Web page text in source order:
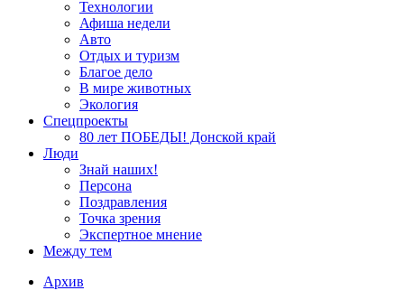
Технологии
Афиша недели
Авто
Отдых и туризм
Благое дело
В мире животных
Экология
Спецпроекты
80 лет ПОБЕДЫ! Донской край
Люди
Знай наших!
Персона
Поздравления
Точка зрения
Экспертное мнение
Между тем
Архив